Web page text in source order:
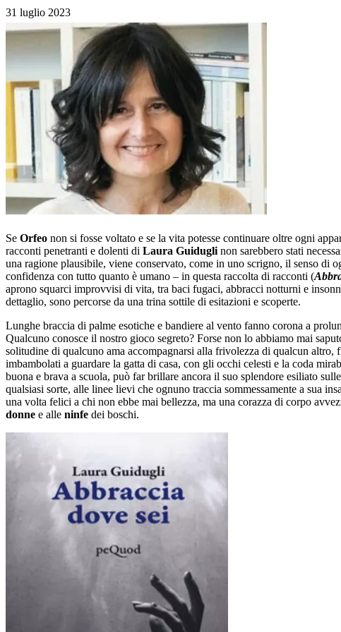
31 luglio 2023
Se Orfeo non si fosse voltato e se la vita potesse continuare oltre ogni
racconti penetranti e dolenti di Laura Guidugli non sarebbero stati
una ragione plausibile, viene conservato, come in uno scrigno, il senso di
confidenza con tutto quanto è umano – in questa raccolta di racconti (
aprono squarci improvvisi di vita, tra baci fugaci, abbracci notturni e
dettaglio, sono percorse da una trina sottile di esitazioni e scoperte.
Lunghe braccia di palme esotiche e bandiere al vento fanno corona a
Qualcuno conosce il nostro gioco segreto? Forse non lo abbiamo mai
solitudine di qualcuno ama accompagnarsi alla frivolezza di qualcun altro,
imbambolati a guardare la gatta di casa, con gli occhi celesti e la coda
buona e brava a scuola, può far brillare ancora il suo splendore esiliato
qualsiasi sorte, alle linee lievi che ognuno traccia sommessamente a sua
una volta felici a chi non ebbe mai bellezza, ma una corazza di corpo
donne e alle ninfe dei boschi.